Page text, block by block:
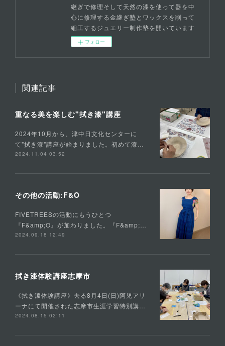
継ぎで修理そして天然の漆を使って器を中
心に修理する金継ぎ塾とワックスを削って
細工するジュエリー制作塾を開いています
フォロー
関連記事
重なる美を楽しむ"拭き漆"講座
2024年10月から、津中日文化センターに
て"拭き漆"講座が始まりました。初めて漆…
2024.11.04 03:52
その他の活動:F&O
FIVETREESの活動にもうひとつ
『F&amp;O』が加わりました。『F&amp;…
2024.09.18 12:49
拭き漆体験講座志摩市
《拭き漆体験講座》去る8月4日(日)阿児アリ
ーナにて開催された志摩市生涯学習特別講…
2024.08.15 02:11